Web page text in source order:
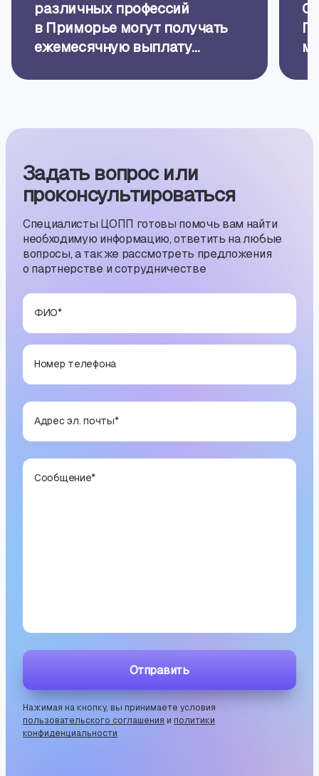
различных профессий
в Приморье могут получать
ежемесячную выплату
Задать вопрос или
проконсуль­тиро­ваться
Специалисты ЦОПП готовы помочь вам найти
необходимую информацию, ответить на любые
вопросы, а также рассмотреть предложения
о партнерстве и сотрудничестве
ФИО*
Номер телефона
Адрес эл. почты*
Сообщение*
Отправить
Нажимая на кнопку, вы принимаете условия
пользовательского соглашения и политики
конфиденциальности